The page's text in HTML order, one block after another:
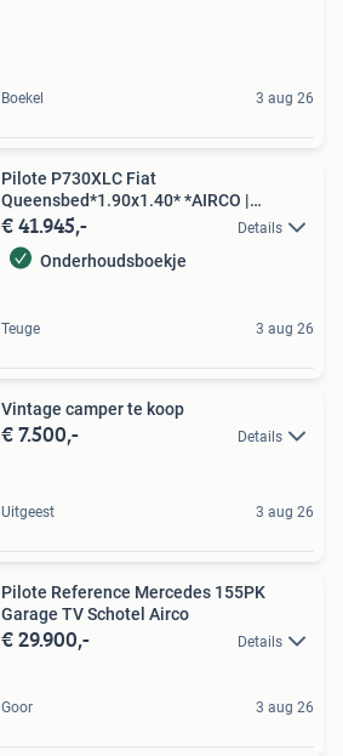
Boekel 3 aug 26
Pilote P730XLC Fiat
Queensbed*1.90x1.40* *AIRCO |
CAMERA | P
€ 41.945,- Details
Onderhoudsboekje
Teuge 3 aug 26
Vintage camper te koop
€ 7.500,- Details
Uitgeest 3 aug 26
Pilote Reference Mercedes 155PK
Garage TV Schotel Airco
€ 29.900,- Details
Goor 3 aug 26